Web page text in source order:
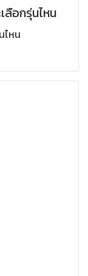
ลือกรุ่นไหน
ไหน